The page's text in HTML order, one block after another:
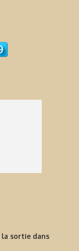
la sortie dans